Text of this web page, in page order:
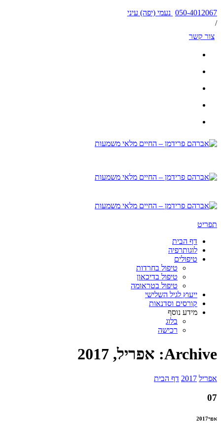
050-4012067 נעמי (יפה) עיני
/
צור קשר
תפריט
דף הבית
לוגותרפיה
טיפולים
טיפול בחרדות
טיפול בדיכאון
טיפול בטראומה
ייעוץ לגיל השלישי
קורסים וסדנאות
מידע נוסף
בלוג
רכישה
Archive: אפריל, 2017
אפריל 2017 דף הבית
07
אפר2017